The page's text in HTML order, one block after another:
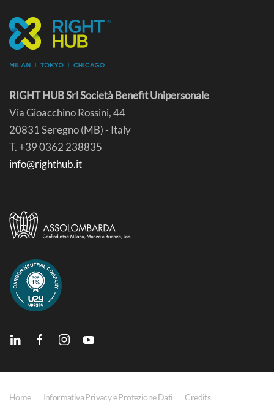
RIGHT HUB Srl Società Benefit Unipersonale
Via Gioacchino Rossini, 44
20831 Seregno (MB) - Italy
T. +39 0362 238835
info@righthub.it
Home Informativa Privacy e Protezione Dati Credits